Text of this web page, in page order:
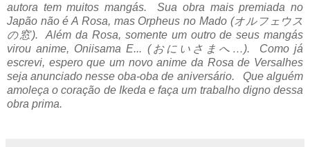
autora tem muitos mangás. Sua obra mais premiada no
Japão não é A Rosa, mas Orpheus no Mado (オルフェウス
の窓). Além da Rosa, somente um outro de seus mangás
virou anime, Oniisama E... (おにいさまへ…). Como já
escrevi, espero que um novo anime da Rosa de Versalhes
seja anunciado nesse oba-oba de aniversário. Que alguém
amoleça o coração de Ikeda e faça um trabalho digno dessa
obra prima.